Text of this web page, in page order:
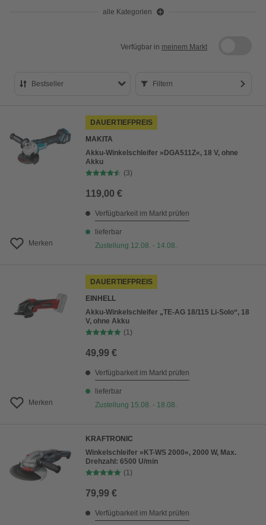
alle Kategorien
Verfügbar in meinem Markt
Bestseller
Preis aufsteigend
Preis absteigend
Filtern
Merken
DAUERTIEFPREIS
MAKITA
Akku-Winkelschleifer »DGA511Z«, 18 V, ohne
Akku
(3)
119,00 €
Verfügbarkeit im Markt prüfen
lieferbar
Zustellung 12.08. - 14.08.
Merken
DAUERTIEFPREIS
EINHELL
Akku-Winkelschleifer „TE-AG 18/115 Li-Solo“, 18
V, ohne Akku
(1)
49,99 €
Verfügbarkeit im Markt prüfen
lieferbar
Zustellung 15.08. - 18.08.
KRAFTRONIC
Winkelschleifer »KT-WS 2000«, 2000 W, Max.
Drehzahl: 6500 U/min
(1)
79,99 €
Verfügbarkeit im Markt prüfen